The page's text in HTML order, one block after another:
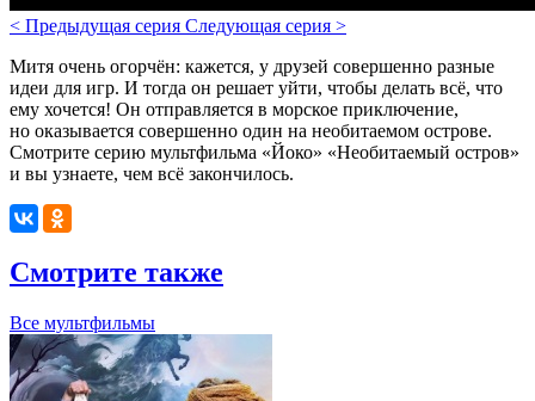
< Предыдущая серия Следующая серия >
Митя очень огорчён: кажется, у друзей совершенно разные
идеи для игр. И тогда он решает уйти, чтобы делать всё, что
ему хочется! Он отправляется в морское приключение,
но оказывается совершенно один на необитаемом острове.
Смотрите серию мультфильма «Йоко» «Необитаемый остров»
и вы узнаете, чем всё закончилось.
Смотрите также
Все мультфильмы